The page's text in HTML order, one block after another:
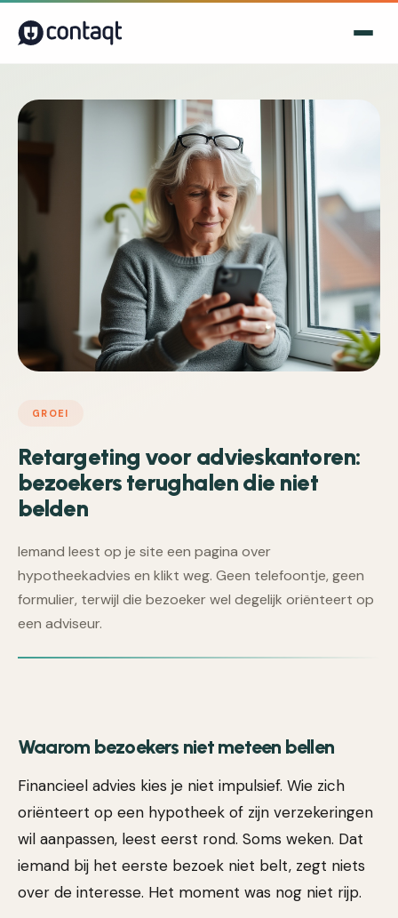
GROEI
Retargeting voor advieskantoren:
bezoekers terughalen die niet
belden
Iemand leest op je site een pagina over
hypotheekadvies en klikt weg. Geen telefoontje, geen
formulier, terwijl die bezoeker wel degelijk oriënteert op
een adviseur.
Waarom bezoekers niet meteen bellen
Financieel advies kies je niet impulsief. Wie zich
oriënteert op een hypotheek of zijn verzekeringen
wil aanpassen, leest eerst rond. Soms weken. Dat
iemand bij het eerste bezoek niet belt, zegt niets
over de interesse. Het moment was nog niet rijp.